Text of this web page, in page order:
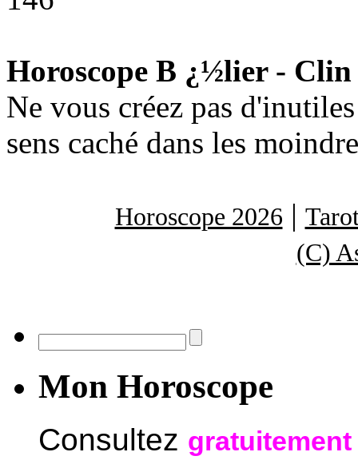
Horoscope B ¿½lier -
Ne vous créez pas
sens caché dans les
Horoscope 2026 |
(C)
Mon Horoscope
Consultez gratuitement